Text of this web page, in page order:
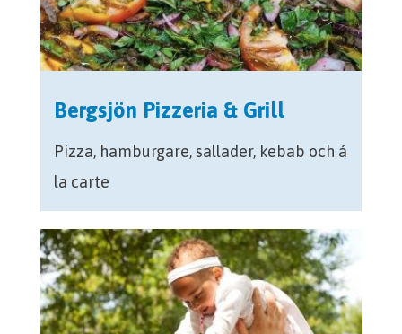
Bergsjön Pizzeria & Grill
Pizza, hamburgare, sallader, kebab och á
la carte